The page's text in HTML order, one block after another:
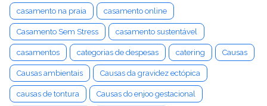
casamento na praia casamento online
Casamento Sem Stress casamento sustentável
casamentos categorias de despesas catering Causas
Causas ambientais Causas da gravidez ectópica
causas de tontura Causas do enjoo gestacional